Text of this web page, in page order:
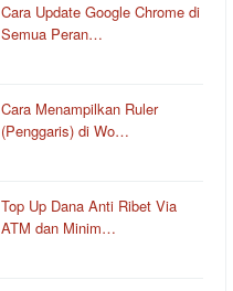
Cara Update Google Chrome di
Semua Peran…
Cara Menampilkan Ruler
(Penggaris) di Wo…
Top Up Dana Anti Ribet Via
ATM dan Minim…